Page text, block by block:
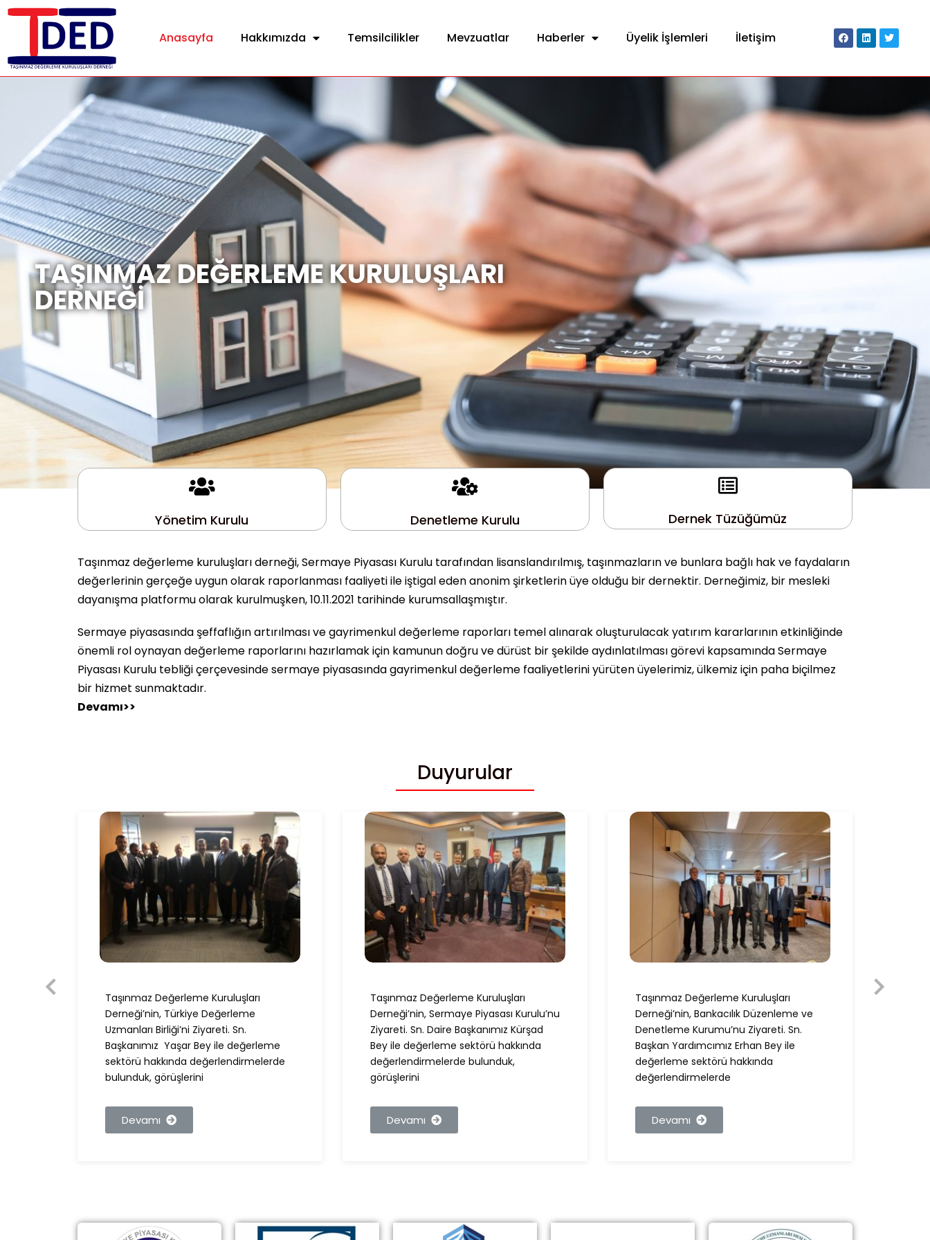
Anasayfa Hakkımızda Temsilcilikler Mevzuatlar Haberler Üyelik İşlemleri İletişim
TAŞINMAZ DEĞERLEME KURULUŞLARI
DERNEĞİ
Yönetim Kurulu Denetleme Kurulu Dernek Tüzüğümüz
Taşınmaz değerleme kuruluşları derneği, Sermaye Piyasası Kurulu tarafından lisanslandırılmış, taşınmazların ve bunlara bağlı hak ve faydaların
değerlerinin gerçeğe uygun olarak raporlanması faaliyeti ile iştigal eden anonim şirketlerin üye olduğu bir dernektir. Derneğimiz, bir mesleki
dayanışma platformu olarak kurulmuşken, 10.11.2021 tarihinde kurumsallaşmıştır.
Sermaye piyasasında şeffaflığın artırılması ve gayrimenkul değerleme raporları temel alınarak oluşturulacak yatırım kararlarının etkinliğinde
önemli rol oynayan değerleme raporlarını hazırlamak için kamunun doğru ve dürüst bir şekilde aydınlatılması görevi kapsamında Sermaye
Piyasası Kurulu tebliği çerçevesinde sermaye piyasasında gayrimenkul değerleme faaliyetlerini yürüten üyelerimiz, ülkemiz için paha biçilmez
bir hizmet sunmaktadır.
Devamı>>
Duyurular
Taşınmaz Değerleme Kuruluşları
Derneği’nin, Türkiye Değerleme
Uzmanları Birliği’ni Ziyareti. Sn.
Başkanımız Yaşar Bey ile değerleme
sektörü hakkında değerlendirmelerde
bulunduk, görüşlerini
Devamı
Taşınmaz Değerleme Kuruluşları
Derneği’nin, Sermaye Piyasası Kurulu’nu
Ziyareti. Sn. Daire Başkanımız Kürşad
Bey ile değerleme sektörü hakkında
değerlendirmelerde bulunduk,
görüşlerini
Devamı
Taşınmaz Değerleme Kuruluşları
Derneği’nin, Bankacılık Düzenleme ve
Denetleme Kurumu’nu Ziyareti. Sn.
Başkan Yardımcımız Erhan Bey ile
değerleme sektörü hakkında
değerlendirmelerde
Devamı